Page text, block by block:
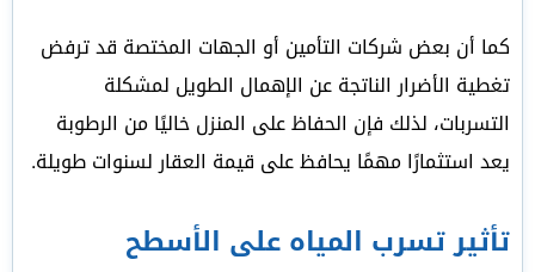
كما أن بعض شركات التأمين أو الجهات المختصة قد ترفض
تغطية الأضرار الناتجة عن الإهمال الطويل لمشكلة
التسربات، لذلك فإن الحفاظ على المنزل خاليًا من الرطوبة
يعد استثمارًا مهمًا يحافظ على قيمة العقار لسنوات طويلة.
تأثير تسرب المياه على الأسطح